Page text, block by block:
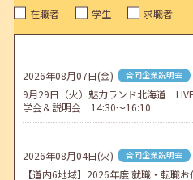
についてのお知らせ
2026年04月02日(木) jobcafeからのお
ゴールデンウィーク期間中のご利用に
在職者 学生 求職者
2026年08月07日(金) 合同企業説明会
9月29日（火）魅力ランド北海道
学会＆説明会 14:30～16:10
2026年08月04日(火) 合同企業説明会
【道内6地域】2026年度 就職・転職